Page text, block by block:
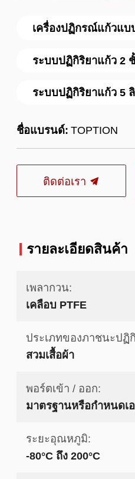
เครื่องปฏิกรณ์แก้วแบ
ระบบปฏิกิริยาแก้ว 2
ระบบปฏิกิริยาแก้ว 5
ชื่อแบรนด์: TOPTION
ติดต่อเรา
รายละเอียดสินค้า
เพลากวน:
เคลือบ PTFE
ประเภทของภาชนะปฏิ
สวมเสื้อผ้า
พอร์ตเข้า / ออก:
มาตรฐานหรือกำหนดเ
ระยะอุณหภูมิ:
-80°C ถึง 200°C